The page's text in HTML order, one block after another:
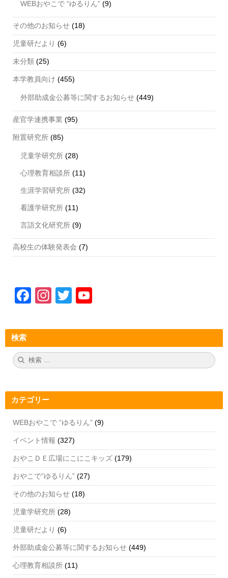
WEBおやこで “ゆるりん” (9)
その他のお知らせ (18)
児童研だより (6)
未分類 (25)
本学教員向け (455)
外部助成金公募等に関するお知らせ (449)
産官学連携事業 (95)
附置研究所 (85)
児童学研究所 (28)
心理教育相談所 (11)
生涯学習研究所 (32)
看護学研究所 (11)
言語文化研究所 (9)
高校生の体験発表会 (7)
F
c
e
b
o
k
In
a
gr
T
tt
er
u
T
e
C
h
n
el
検索
検
索:
カテゴリー
WEBおやこで “ゆるりん” (9)
イベント情報 (327)
おやこＤＥ広場にこにこキッズ (179)
おやこで”ゆるりん” (27)
その他のお知らせ (18)
児童学研究所 (28)
児童研だより (6)
外部助成金公募等に関するお知らせ (449)
心理教育相談所 (11)